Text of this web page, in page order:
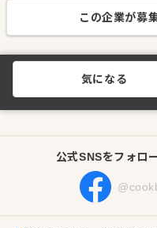
この企業が募
気になる
公式SNSをフォロ